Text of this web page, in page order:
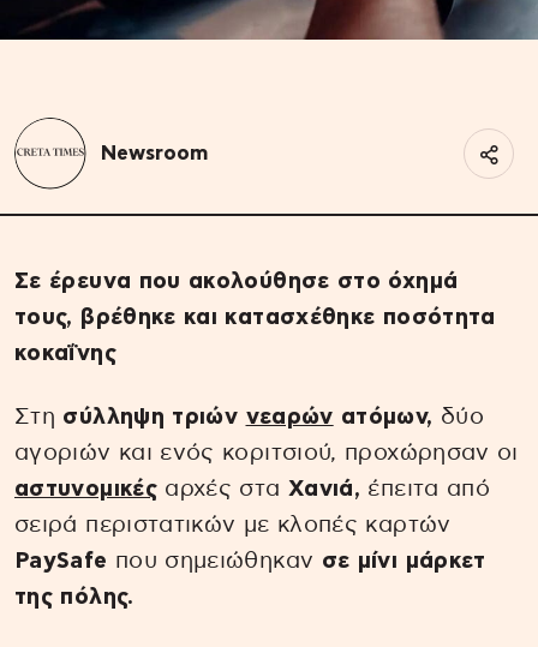
Newsroom
Σε έρευνα που ακολούθησε στο όχημά
τους, βρέθηκε και κατασχέθηκε ποσότητα
κοκαΐνης
Στη σύλληψη τριών νεαρών ατόμων, δύο
αγοριών και ενός κοριτσιού, προχώρησαν οι
αστυνομικέςαρχές στα Χανιά, έπειτα από
σειρά περιστατικών με κλοπές καρτών
PaySafe που σημειώθηκαν σε μίνι μάρκετ
της πόλης.